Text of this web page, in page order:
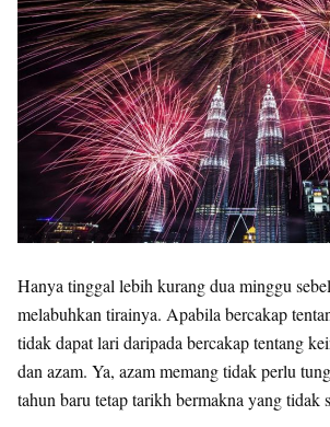
Hanya tinggal lebih kurang dua minggu
melabuhkan tirainya. Apabila bercakap
tidak dapat lari daripada bercakap tentang
dan azam. Ya, azam memang tidak perlu
tahun baru tetap tarikh bermakna yang tidak